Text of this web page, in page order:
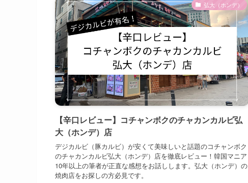
弘大（ホンデ）
【辛口レビュー】コチャンボクのチャカンカルビ弘
大（ホンデ）店
デジカルビ（豚カルビ）が安くて美味しいと話題のコチャンボク
のチャカンカルビ弘大（ホンデ）店を徹底レビュー！韓国マニア
10年以上の筆者が正直な感想をお話しします。弘大（ホンデ）の
焼肉店をお探しの方必見です。